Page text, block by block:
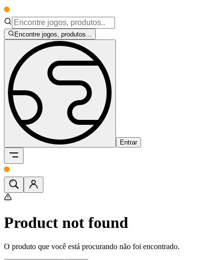
Encontre jogos, produtos...
Entrar
Product not found
O produto que você está procurando não foi encontrado.